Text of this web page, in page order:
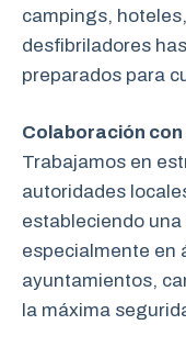
campings,
desfibriladores
preparados para
Colaboración
Trabajamos en
autoridades
estableciendo
especialmente en
ayuntamientos,
la máxima